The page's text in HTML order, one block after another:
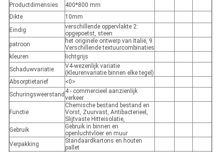
Productdimensies
400*800 mm
Dikte
10mm
Eindig
verschillende oppervlakte 2:
opgepoetst, steen
patroon
het originele ontwerp van Italië, 9
Verschillende textuurcombinaties
kleuren
lichtgrijs
Schaduwvariatie
V4-wezenlijk variatie
(Kleurenvariatie binnen elke tegel)
Absorptietarief
<0>
Schuringsweerstand 4 - commercieel aanzienlijk
verkeer
Functie
Chemische bestand bestand en
Vorst, Zuurvast, Antibacterieel,
Slijtvaste Hitteisolatie,
Gebruik
Gebruik in binnen en
openluchtvloer en muur
Verpakking
Standaardkartons en houten
pallet